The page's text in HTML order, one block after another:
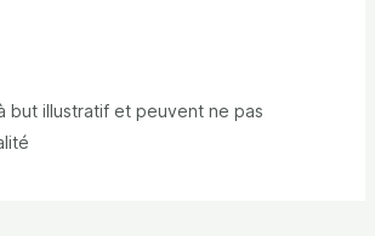
but illustratif et peuvent ne pas